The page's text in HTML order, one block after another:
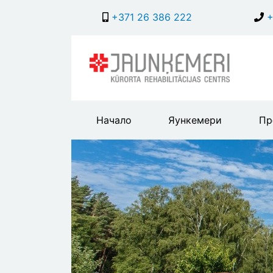
+371 26 386 222
Main
header
menu
Начало Яункемери